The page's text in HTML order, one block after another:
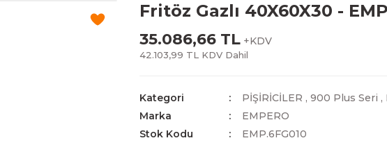
Fritöz Gazlı 40X60X30 -
35.086,66 TL +KDV
42.103,99 TL KDV Dahil
Kategori PİŞİRİCİLER , 900 Plus Seri ,
Marka
EMPERO
Stok Kodu
EMP.6FG010